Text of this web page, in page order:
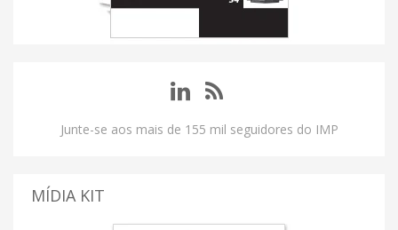
Junte-se aos mais de 155 mil seguidores do IMP
MÍDIA KIT